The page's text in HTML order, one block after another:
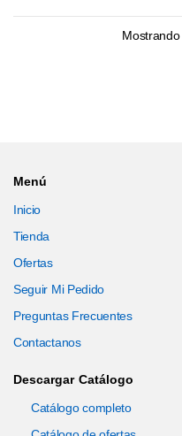
Menú
Inicio
Tienda
Ofertas
Seguir Mi Pedido
Preguntas Frecuentes
Contactanos
Descargar Catálogo
Catálogo completo